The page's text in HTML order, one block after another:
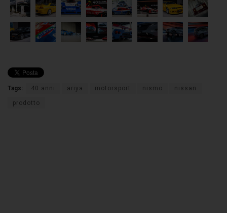
Tags: 40 anni ariya motorsport nismo nissan
prodotto